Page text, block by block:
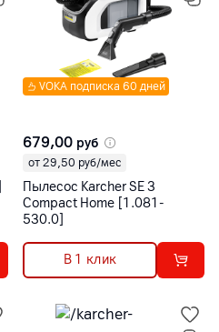
VOKA подписка 60 дней
679,00 руб
от 29,50 руб/мес
Пылесос Karcher SE 3
Compact Home [1.081-
530.0]
В 1 клик